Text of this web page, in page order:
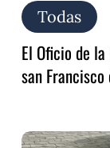
Todas
El Oficio de
san Francisco
Audite,